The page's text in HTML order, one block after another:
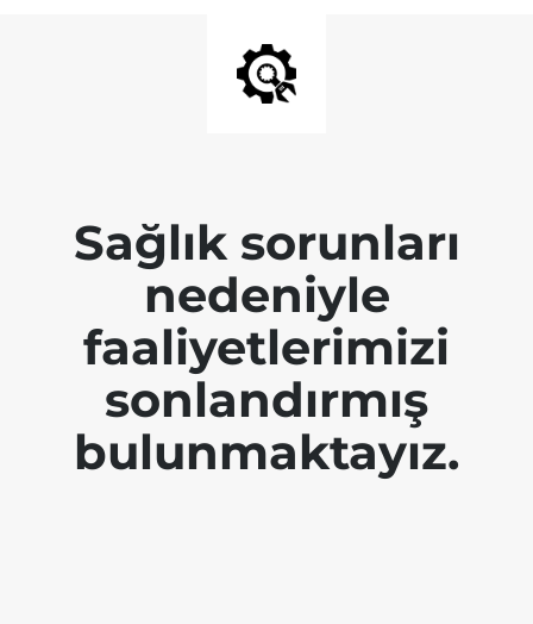
Sağlık sorunları
nedeniyle
faaliyetlerimizi
sonlandırmış
bulunmaktayız.